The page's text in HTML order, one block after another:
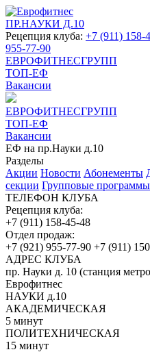
ПР.НАУКИ Д.10
Рецепция клуба: +7 (911) 158-
955-77-90
ЕВРОФИТНЕСГРУПП
ТОП-ЕФ
Вакансии
ЕВРОФИТНЕСГРУПП
ТОП-ЕФ
Вакансии
ЕФ на пр.Науки д.10
Разделы
Акции Новости Абонементы
секции Групповые программы
ТЕЛЕФОН КЛУБА
Рецепция клуба:
+7 (911) 158-45-48
Отдел продаж:
+7 (921) 955-77-90 +7 (911)
АДРЕС КЛУБА
пр. Науки д. 10 (станция
Еврофитнес
НАУКИ д.10
АКАДЕМИЧЕСКАЯ
5 минут
ПОЛИТЕХНИЧЕСКАЯ
15 минут